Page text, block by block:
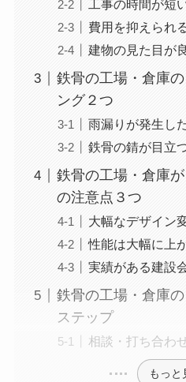
工事の時間が短
費用を抑えられ
建物の見た目が
鉄骨の工場・倉庫
ング２つ
雨漏りが発生し
鉄骨の錆が目立
鉄骨の工場・倉庫
の注意点３つ
大幅なデザイン
性能は大幅に上
実績がある建設
鉄骨の工場・倉庫
ステップ
相談・打ち合わ
もっと